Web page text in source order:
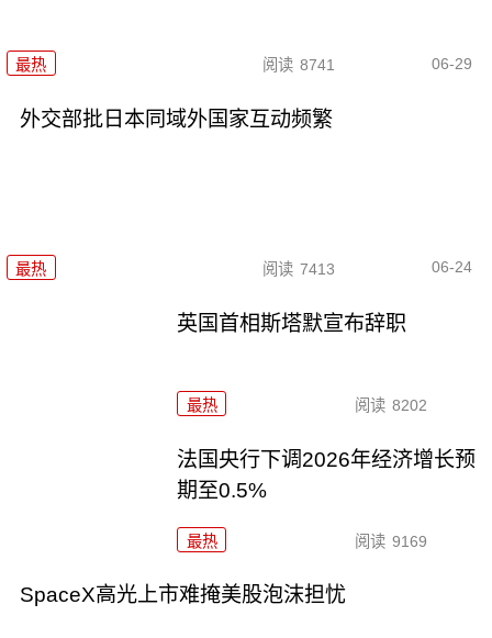
最热 阅读 8741 06-29
外交部批日本同域外国家互动频繁
最热 阅读 7413 06-24
英国首相斯塔默宣布辞职
最热 阅读 8202
法国央行下调2026年经济增长预
期至0.5%
最热 阅读 9169
SpaceX高光上市难掩美股泡沫担忧